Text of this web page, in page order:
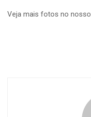
Veja mais fotos no nosso